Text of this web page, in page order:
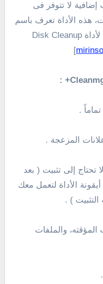
إضافية لا تتوفر فى
هذه الأداة تعرف باسم
“Cleanmgr+” وتعد أفضل بديل لأداة Disk Cleanup
]
تحتاج إلى تثبيت ( بعد
الأداة لتعمل معك
) .
والملفات